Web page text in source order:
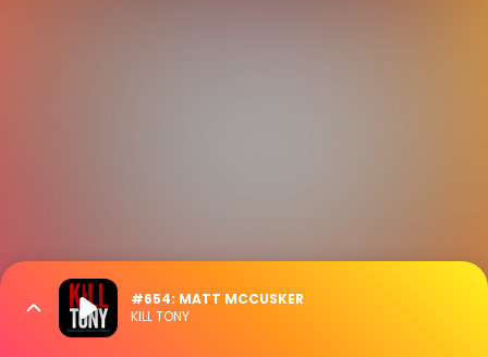
#654: MATT MCCUSKER
KILL TONY